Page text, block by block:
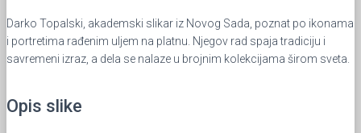
Darko Topalski, akademski slikar iz Novog Sada, poznat po ikonama
i portretima rađenim uljem na platnu. Njegov rad spaja tradiciju i
savremeni izraz, a dela se nalaze u brojnim kolekcijama širom sveta.
Opis slike